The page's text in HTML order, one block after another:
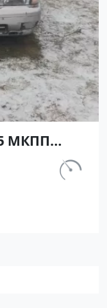
МКПП
Седан покм.